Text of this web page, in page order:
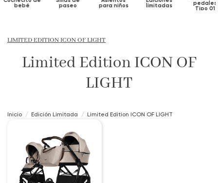
bebé paseo para niños limitadas pedales
Tipo 01
LIMITED EDITION ICON OF LIGHT
Limited Edition ICON OF
LIGHT
Inicio Edición Limitada Limited Edition ICON OF LIGHT